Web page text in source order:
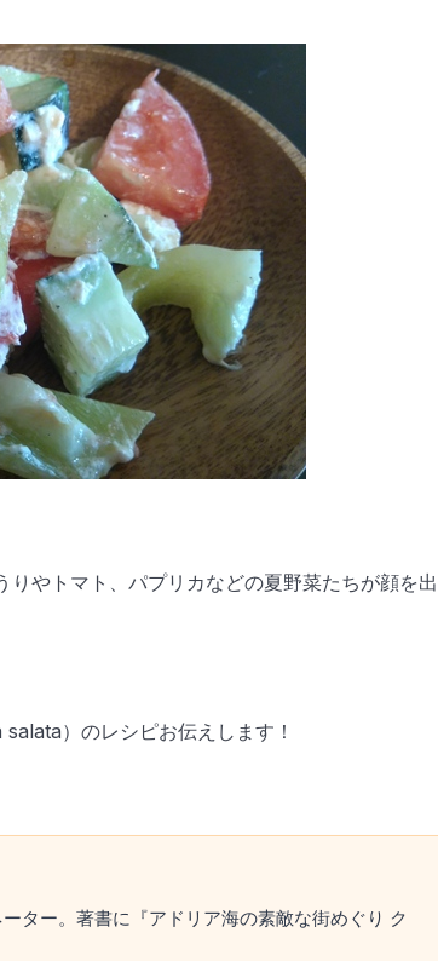
やトマト、パプリカなどの夏野菜たちが顔を出
）のレシピお伝えします！
ター。著書に『アドリア海の素敵な街めぐり ク